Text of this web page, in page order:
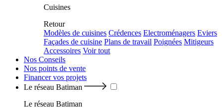
Cuisines
Retour
Modèles de cuisines Crédences Electroménagers Eviers
Façades de cuisine Plans de travail Poignées Mitigeurs
Accessoires Voir tout
Nos Conseils
Nos points de vente
Financer vos projets
Le réseau Batiman
Le réseau Batiman